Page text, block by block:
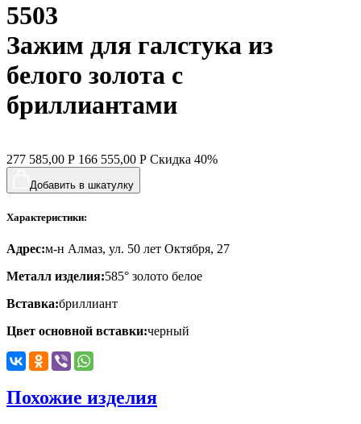
хвост кита
яблочки
якорь
5503
Зажим для галстука из
белого золота с
бриллиантами
277 585,00 Р 166 555,00 Р Скидка 40%
Добавить в шкатулку
Характеристики:
Адрес:м-н Алмаз, ул. 50 лет Октября, 27
Металл изделия:585° золото белое
Вставка:бриллиант
Цвет основной вставки:черный
Похожие изделия